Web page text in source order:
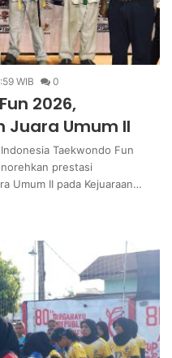
WIB 0
2026,
Juara Umum II
Taekwondo Fun
prestasi
Umum II pada Kejuaraan…